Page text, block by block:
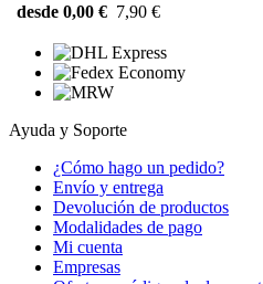
desde 0,00 € 7,90 €
Ayuda y Soporte
¿Cómo hago un pedido?
Envío y entrega
Devolución de productos
Modalidades de pago
Mi cuenta
Empresas